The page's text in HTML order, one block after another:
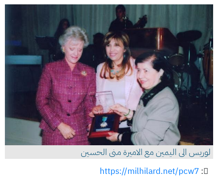
لوريس الى اليمين مع الاميرة منى الحسين
:
https://milhilard.net/pcw7